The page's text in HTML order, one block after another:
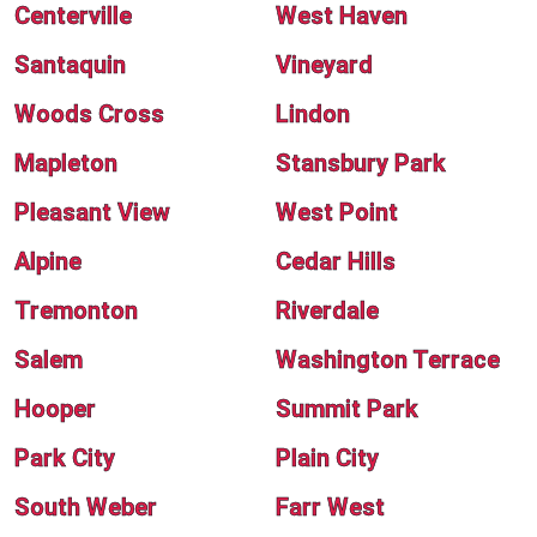
Centerville
West Haven
Santaquin
Vineyard
Woods Cross
Lindon
Mapleton
Stansbury Park
Pleasant View
West Point
Alpine
Cedar Hills
Tremonton
Riverdale
Salem
Washington Terrace
Hooper
Summit Park
Park City
Plain City
South Weber
Farr West